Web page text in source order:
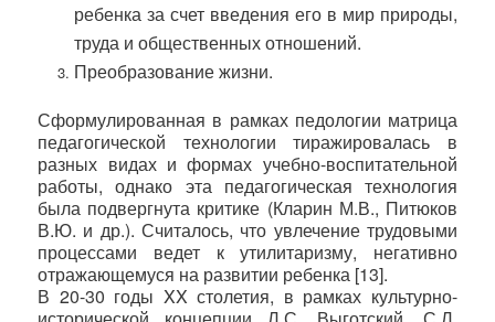
ребенка за счет введения его в мир природы,
труда и общественных отношений.
Преобразование жизни.
Сформулированная в рамках педологии матрица
педагогической технологии тиражировалась в
разных видах и формах учебно-воспитательной
работы, однако эта педагогическая технология
была подвергнута критике (Кларин М.В., Питюков
В.Ю. и др.). Считалось, что увлечение трудовыми
процессами ведет к утилитаризму, негативно
отражающемуся на развитии ребенка [13].
В 20-30 годы XX столетия, в рамках культурно-